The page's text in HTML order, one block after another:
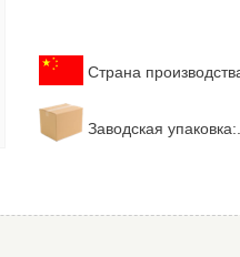
Страна
Заводская упаковка:.